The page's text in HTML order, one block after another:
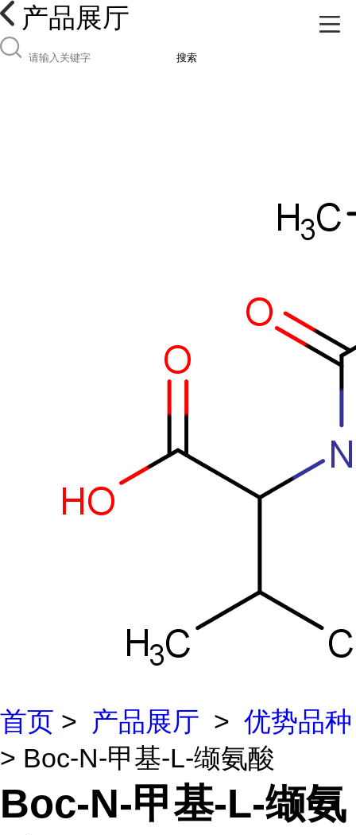
产品展厅
搜索
首页 > 产品展厅 > 优势品种
> Boc-N-甲基-L-缬氨酸
Boc-N-甲基-L-缬氨